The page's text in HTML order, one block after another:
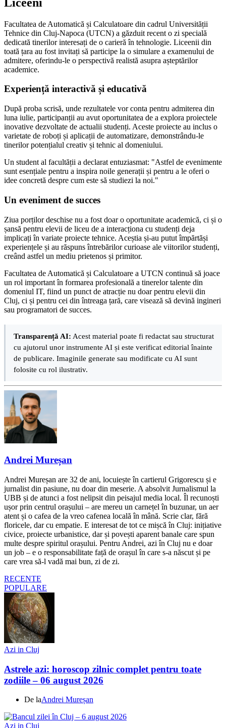
Facultatea de Automatică și Calculatoare din cadrul Universității
Tehnice din Cluj-Napoca (UTCN) a găzduit recent o zi specială
dedicată tinerilor interesați de o carieră în tehnologie. Liceenii din
toată țara au fost invitați să participe la o simulare a examenului de
admitere, oferindu-le o perspectivă realistă asupra așteptărilor
academice.
Experiență interactivă și educativă
După proba scrisă, unde rezultatele vor conta pentru admiterea din
luna iulie, participanții au avut oportunitatea de a explora proiectele
inovative dezvoltate de actualii studenți. Aceste proiecte au inclus o
varietate de roboți și aplicații de automatizare, demonstrându-le
tinerilor potențialul creativ și tehnic al domeniului.
Un student al facultății a declarat entuziasmat: "Astfel de evenimente
sunt esențiale pentru a inspira noile generații și pentru a le oferi o
idee concretă despre cum este să studiezi la noi."
Un eveniment de succes
Ziua porților deschise nu a fost doar o oportunitate academică, ci și o
șansă pentru elevii de liceu de a interacționa cu studenți deja
implicați în variate proiecte tehnice. Aceștia și-au putut împărtăși
experiențele și au răspuns întrebărilor curioase ale viitorilor studenți,
creând astfel un mediu prietenos și primitor.
Facultatea de Automatică și Calculatoare a UTCN continuă să joace
un rol important în formarea profesională a tinerelor talente din
domeniul IT, fiind un punct de atracție nu doar pentru elevii din
Cluj, ci și pentru cei din întreaga țară, care visează să devină ingineri
sau programatori de succes.
Transparență AI: Acest material poate fi redactat sau structurat
cu ajutorul unor instrumente AI și este verificat editorial înainte
de publicare. Imaginile generate sau modificate cu AI sunt
folosite cu rol ilustrativ.
Andrei Mureșan
Andrei Mureșan are 32 de ani, locuiește în cartierul Grigorescu și e
jurnalist din pasiune, nu doar din meserie. A absolvit Jurnalismul la
UBB și de atunci a fost nelipsit din peisajul media local. Îl recunoști
ușor prin centrul orașului – are mereu un carnețel în buzunar, un aer
atent și o cafea de la vreo cafenea locală în mână. Scrie clar, fără
floricele, dar cu empatie. E interesat de tot ce mișcă în Cluj: inițiative
civice, proiecte urbanistice, dar și povești aparent banale care spun
multe despre spiritul orașului. Pentru Andrei, azi în Cluj nu e doar
un job – e o responsabilitate față de orașul în care s-a născut și pe
care vrea să-l vadă mai bun, zi de zi.
RECENTE
POPULARE
Azi in Cluj
Astrele azi: horoscop zilnic complet pentru toate
zodiile – 06 august 2026
De laAndrei Mureșan
Azi in Cluj